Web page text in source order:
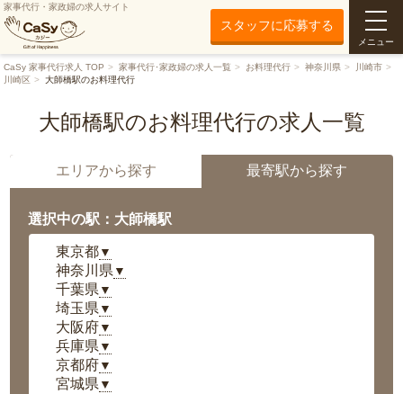
家事代行・家政婦の求人サイト
スタッフに応募する
メニュー
CaSy 家事代行求人 TOP 家事代行･家政婦の求人一覧 お料理代行 神奈川県
川崎市
川崎区
大師橋駅のお料理代行
大師橋駅のお料理代行の求人一覧
エリアから探す 最寄駅から探す
選択中の駅：大師橋駅
東京都▼
神奈川県 ▼
千葉県 ▼
埼玉県 ▼
大阪府▼
兵庫県 ▼
京都府▼
宮城県 ▼